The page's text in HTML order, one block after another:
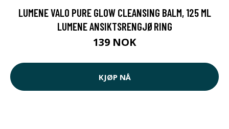
LUMENE VALO PURE GLOW CLEANSING BALM, 125 ML
LUMENE ANSIKTSRENGJØRING
139 NOK
KJØP NÅ